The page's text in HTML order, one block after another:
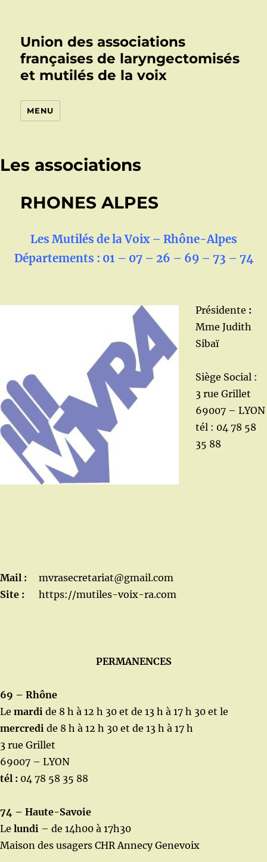
Union des associations
françaises de laryngectomisés
et mutilés de la voix
MENU
Les associations
RHONES ALPES
Les Mutilés de la Voix – Rhône-Alpes
Départements : 01 – 07 – 26 – 69 – 73 – 74
Présidente :
Mme Judith
Sibaï
Siège Social :
3 rue Grillet
69007 – LYON
tél : 04 78 58
35 88
Mail :
mvrasecretariat@gmail.com
Site :
https://mutiles-voix-ra.com
PERMANENCES
69 – Rhône
Le mardi de 8 h à 12 h 30 et de 13 h à 17 h 30 et le
mercredi de 8 h à 12 h 30 et de 13 h à 17 h
3 rue Grillet
69007 – LYON
tél : 04 78 58 35 88
74 – Haute-Savoie
Le lundi – de 14h00 à 17h30
Maison des usagers CHR Annecy Genevoix